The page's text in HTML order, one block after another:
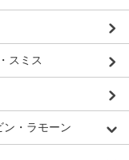
スミス
ン・ラモーン